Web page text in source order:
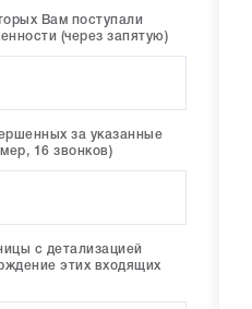
Вам поступали
(через запятую)
за указанные
16 звонков)
с детализацией
этих входящих